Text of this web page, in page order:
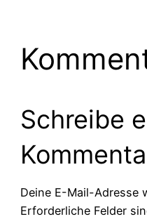
Schreibe
Deine E-Mail-Adresse
Erforderliche Felder